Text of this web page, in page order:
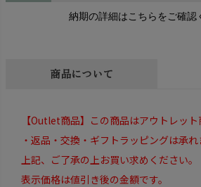
納期の詳細はこちらをご確認
商品について
【Outlet商品】この商品はアウトレット
・返品・交換・ギフトラッピングは承れ
上記、ご了承の上お買い求めください。
表示価格は値引き後の金額です。